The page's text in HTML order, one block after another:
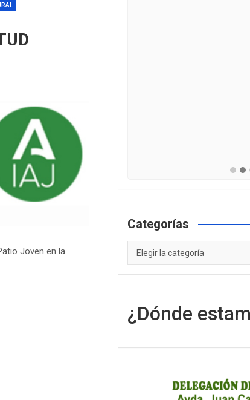
Joven en la
Categorías
Categorías
¿Dónde